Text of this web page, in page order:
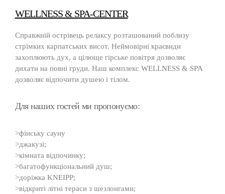
WELLNESS & SPA-CENTER
Справжній острівець релаксу розташований поблизу
стрімких карпатських висот. Неймовірні краєвиди
захоплюють дух, а цілюще гірське повітря дозволяє
дихати на повні груди. Наш комплекс WELLNESS & SPA
дозволяє відпочити душею і тілом.
Для наших гостей ми пропонуємо:
>фінську сауну
>джакузі;
>кімната відпочинку;
>багатофункціональний душ;
>доріжка KNEIPP;
>відкриті літні тераси з шезлонгами;